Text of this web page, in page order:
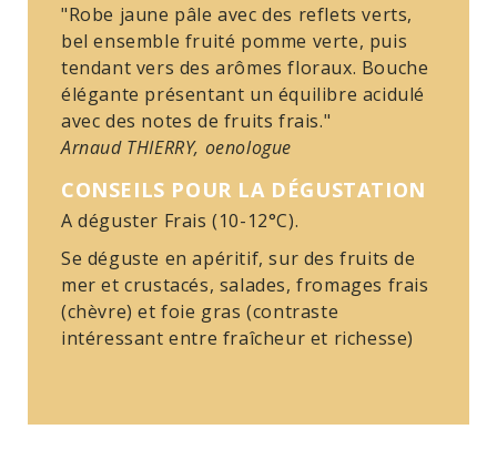
"Robe jaune pâle avec des reflets verts,
bel ensemble fruité pomme verte, puis
tendant vers des arômes floraux. Bouche
élégante présentant un équilibre acidulé
avec des notes de fruits frais."
Arnaud THIERRY, oenologue
CONSEILS POUR LA DÉGUSTATION
A déguster Frais (10-12°C).
Se déguste en apéritif, sur des fruits de
mer et crustacés, salades, fromages frais
(chèvre) et foie gras (contraste
intéressant entre fraîcheur et richesse)